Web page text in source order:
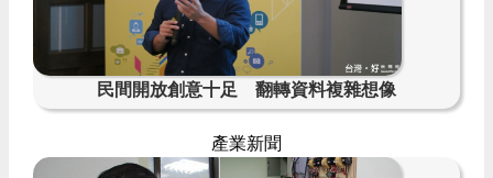
民間開放創意十足 翻轉資料複雜想像
產業新聞